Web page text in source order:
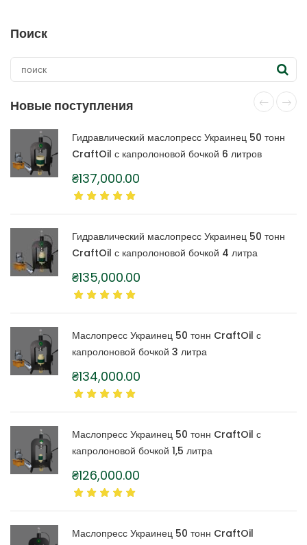
Поиск
Новые поступления
Гидравлический маслопресс Украинец 50 тонн
CraftOil с капролоновой бочкой 6 литров
₴137,000.00
Гидравлический маслопресс Украинец 50 тонн
CraftOil с капролоновой бочкой 4 литра
₴135,000.00
Маслопресс Украинец 50 тонн CraftOil с
капролоновой бочкой 3 литра
₴134,000.00
Маслопресс Украинец 50 тонн CraftOil с
капролоновой бочкой 1,5 литра
₴126,000.00
Маслопресс Украинец 50 тонн CraftOil